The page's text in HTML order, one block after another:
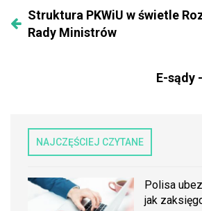
Struktura PKWiU w świetle
Rady Ministrów
E-sądy
NAJCZĘŚCIEJ CZYTANE
Polisa
jak